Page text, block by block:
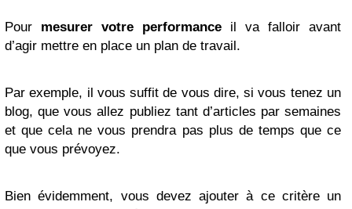
Pour mesurer votre performance il va falloir avant
d’agir mettre en place un plan de travail.
Par exemple, il vous suffit de vous dire, si vous tenez un
blog, que vous allez publiez tant d’articles par semaines
et que cela ne vous prendra pas plus de temps que ce
que vous prévoyez.
Bien évidemment, vous devez ajouter à ce critère un